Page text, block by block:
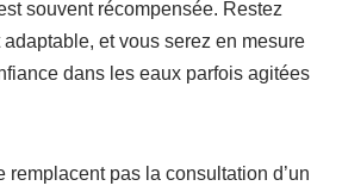
souvent récompensée. Restez
et vous serez en mesure
dans les eaux parfois agitées
remplacent pas la consultation d’un